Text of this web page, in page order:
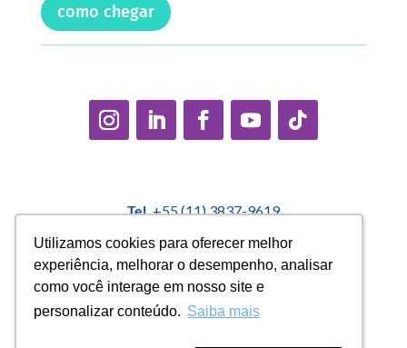
Utilizamos cookies para oferecer melhor
experiência, melhorar o desempenho, analisar
como você interage em nosso site e
personalizar conteúdo. Saiba mais
Utilizamos cookies para oferecer melhor
experiência, melhorar o desempenho, analisar
como você interage em nosso site e
personalizar conteúdo. Saiba mais
como chegar
Tel.+55 (11) 3837-9619
Política Interna de Proteção de Dados |Encarregado de
Dados: Marcelo Correa |
denuncias@casadopequenocidadao.org.br